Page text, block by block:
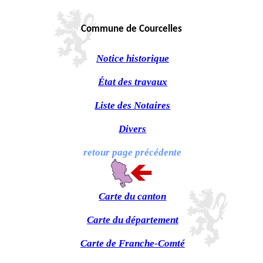
Commune de Courcelles
Notice historique
État des travaux
Liste des Notaires
Divers
retour page précédente
Carte du canton
Carte du département
Carte de Franche-Comté